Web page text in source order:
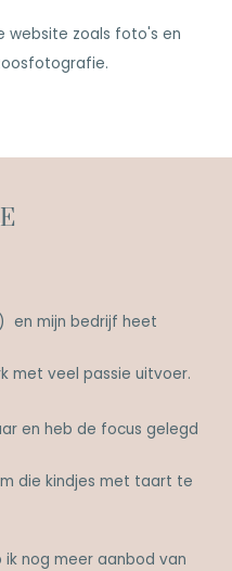
website zoals foto's en
en mijn bedrijf heet
met veel passie uitvoer.
en heb de focus gelegd
die kindjes met taart te
nog meer aanbod van